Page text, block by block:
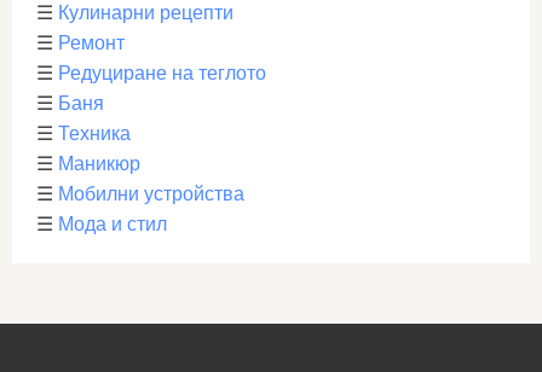
☰ Кулинарни рецепти
☰ Ремонт
☰ Редуциране на теглото
☰ Баня
☰ Техника
☰ Маникюр
☰ Мобилни устройства
☰ Мода и стил